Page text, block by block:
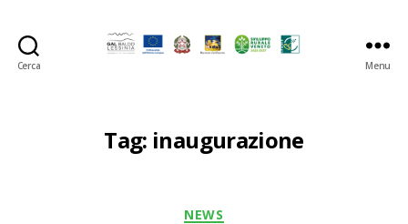
Cerca Menu
Tag: inaugurazione
Categorie
NEWS